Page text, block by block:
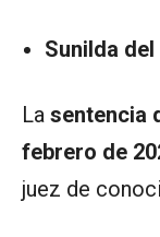
Sunilda
La sentencia
febrero de
juez de